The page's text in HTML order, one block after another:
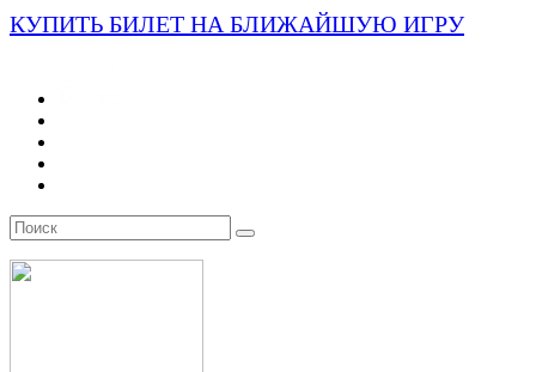
КУПИТЬ БИЛЕТ НА БЛИЖАЙШУЮ ИГРУ